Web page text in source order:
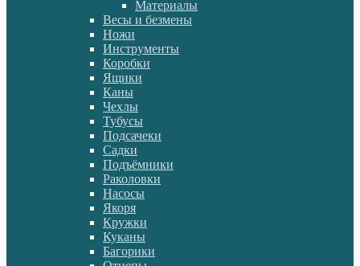
Материалы
Весы и безмены
Ножи
Инструменты
Коробки
Ящики
Каны
Чехлы
Тубусы
Подсачеки
Садки
Подъёмники
Раколовки
Насосы
Якоря
Кружки
Куканы
Багорики